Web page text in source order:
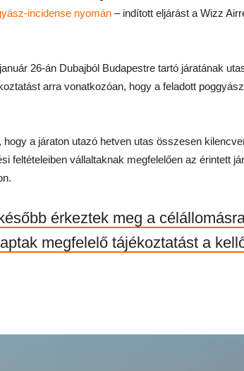
incidense nyomán – indított eljárást a Wizz
26-án Dubajból Budapestre tartó járatának
arra vonatkozóan, hogy a feladott
a járaton utazó hetven utas összesen
feltételeiben vállaltaknak megfelelően az érintett
érkeztek meg a
megfelelő tájékoztatást a